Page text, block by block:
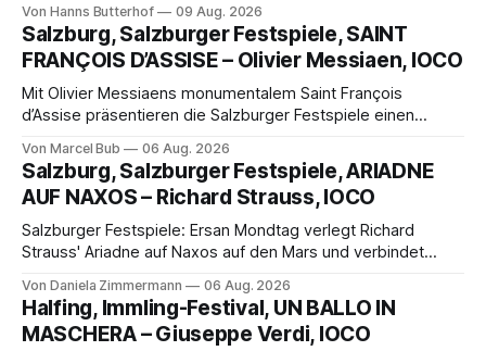
Münster der Vorhang zur neuen Show Circus hebt, erkundet
wohl auch eine junge Frau, wie es ist, wenn der Zirkus ins
Varieté kommt.
Von Hanns Butterhof 09 Aug. 2026
Salzburg, Salzburger Festspiele, SAINT
FRANÇOIS D’ASSISE – Olivier Messiaen, IOCO
Mit Olivier Messiaens monumentalem Saint François
d’Assise präsentieren die Salzburger Festspiele einen
eine bildgewaltige Inszenierung, Maxime Pascal entfaltet
die komplexe Partitur eindrucksvoll, Philippe Sly berührt als
Franziskus.
Von Marcel Bub 06 Aug. 2026
Salzburg, Salzburger Festspiele, ARIADNE
AUF NAXOS – Richard Strauss, IOCO
Salzburger Festspiele: Ersan Mondtag verlegt Richard
Strauss' Ariadne auf Naxos auf den Mars und verbindet
Aufführung mit starken Solisten und den Wiener
Philharmonikern, szenisch bleibt der zweite Akt jedoch
hinter den Erwartungen zurück.
Von Daniela Zimmermann 06 Aug. 2026
Halfing, Immling-Festival, UN BALLO IN
MASCHERA – Giuseppe Verdi, IOCO